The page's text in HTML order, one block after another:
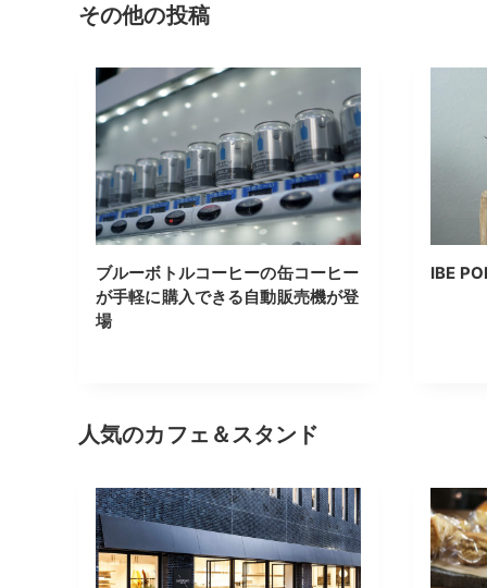
その他の投稿
ブルーボトルコーヒーの缶コーヒー
が手軽に購入できる自動販売機が登
場
IBE
人気のカフェ＆スタンド